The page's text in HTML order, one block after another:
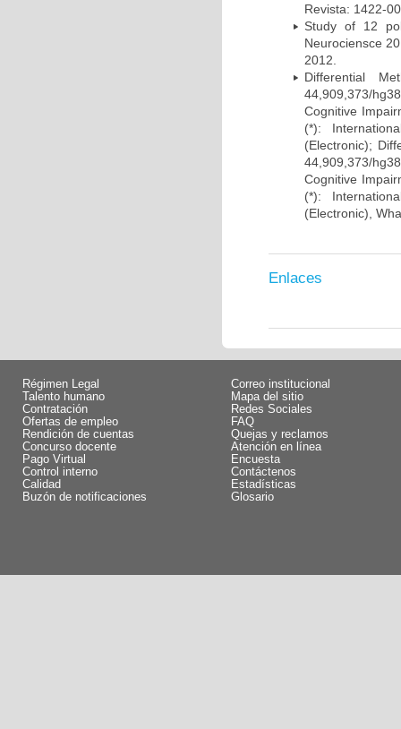
Revista: 1422-
Study of 12
Neurociensce
2012.
Differential
44,909,373/
Cognitive
(*):
(Electronic);
44,909,373/
Cognitive
(*):
(Electronic),
Enlaces
Régimen Legal
Talento humano
Contratación
Ofertas de empleo
Rendición de cuentas
Concurso docente
Pago Virtual
Control interno
Calidad
Buzón de notificaciones
Correo institucional
Mapa del sitio
Redes Sociales
FAQ
Quejas y reclamos
Atención en línea
Encuesta
Contáctenos
Estadísticas
Glosario